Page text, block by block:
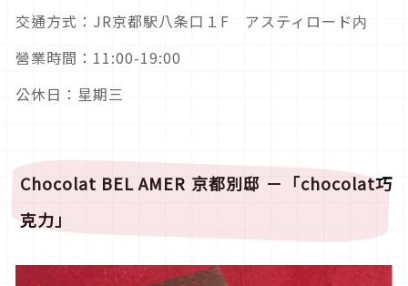
交通方式：JR京都駅八条口１F アスティロード内
營業時間：11:00-19:00
公休日：星期三
Chocolat BEL AMER 京都別邸 －「chocolat巧
克力 」